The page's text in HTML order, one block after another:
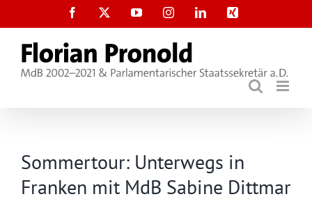
Facebook YouTubeInstagramLinkedInXing
Sommertour: Unterwegs in
Franken mit MdB Sabine Dittmar